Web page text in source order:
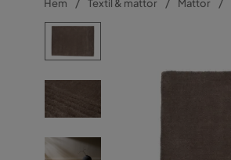
Hem Textil & mattor Mattor